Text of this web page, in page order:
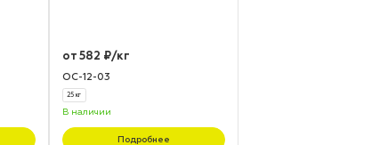
от 582 ₽/кг
ОС-12-03
25 кг
В наличии
Подробнее